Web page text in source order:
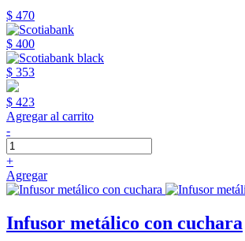
$ 470
$ 400
$ 353
$ 423
Agregar al carrito
-
+
Agregar
Infusor metálico con cuchara